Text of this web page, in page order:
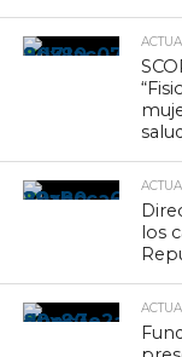
los